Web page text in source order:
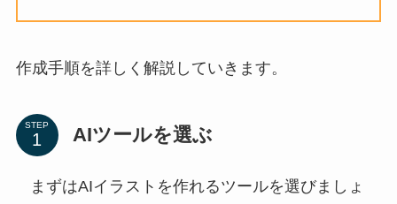
作成手順を詳しく解説していきます。
STEP AIツールを選ぶ
まずはAIイラストを作れるツールを選びましょ